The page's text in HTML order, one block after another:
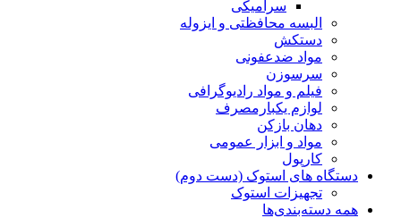
سرامیکی
البسه محافظتی و ایزوله
دستکش
مواد ضدعفونی
سرسوزن
فیلم و مواد رادیوگرافی
لوازم یکبارمصرف
دهان بازکن
مواد و ابزار عمومی
کارپول
دستگاه های استوک (دست دوم)
تجهیزات استوک
همه دسته‌بندی‌ها